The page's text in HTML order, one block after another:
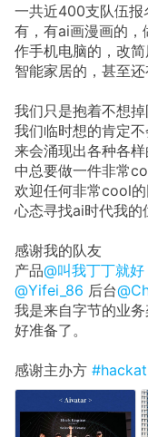
一共近400支队伍报
有，有ai画漫画的
作手机电脑的，改
智能家居的，甚至还
我们只是抱着不想
我们临时想的肯定
来会涌现出各种各
中总要做一件非常
欢迎任何非常cool
心态寻找ai时代我的
感谢我的队友
产品@叫我丁丁就好
@Yifei_86 后台
我是来自字节的业
好准备了。
感谢主办方